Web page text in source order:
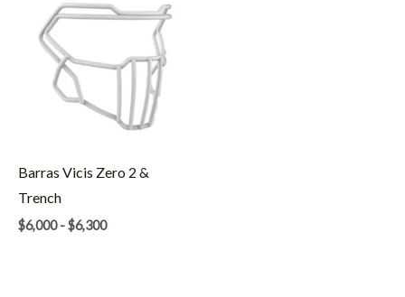
Barras Vicis Zero 2 &
Trench
$6,000 -$6,300Rango